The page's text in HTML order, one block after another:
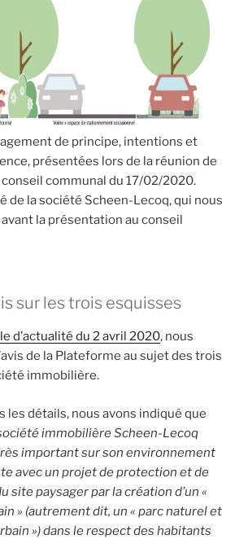
de principe, intentions et
présentées lors de la réunion de
communal du 17/02/2020.
de la société Scheen-Lecoq, qui nous
la présentation au conseil
sur les trois esquisses
d’actualité du 2 avril 2020, nous
de la Plateforme au sujet des trois
immobilière.
les détails, nous avons indiqué que
immobilière Scheen-Lecoq
important sur son environnement
avec un projet de protection et de
site paysager par la création d’un «
» (autrement dit, un « parc naturel et
») dans le respect des habitants